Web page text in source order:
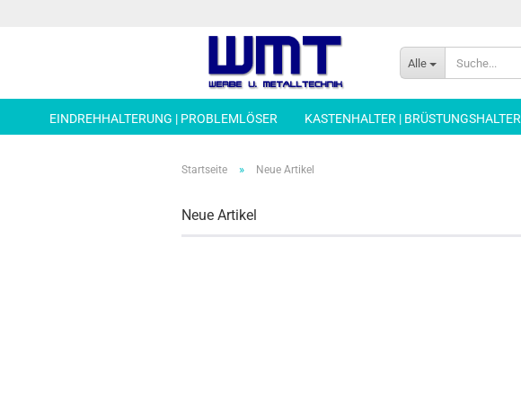
Alle
EINDREHHALTERUNG | PROBLEMLÖSER KASTENHALTER | BRÜSTUNGSHALTER
Startseite » Neue Artikel
Neue Artikel